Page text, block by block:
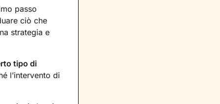
passo
ciò che
strategia e
tipo di
l’intervento di